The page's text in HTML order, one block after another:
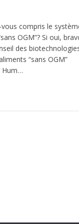
compris le
OGM”? Si oui,
des
“sans OGM”
Hum…